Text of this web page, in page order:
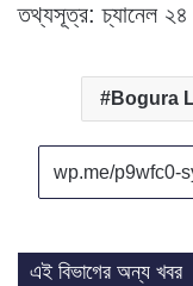
তথ্যসূত্র: চ্যানেল ২৪
Bogura
এই বিভাগের অন্য খবর